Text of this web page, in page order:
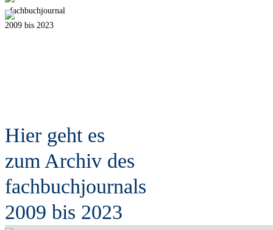
fachbuchjournal
2009 bis 2023
Hier geht es
zum Archiv des
fachbuchjournals
2009 bis 2023